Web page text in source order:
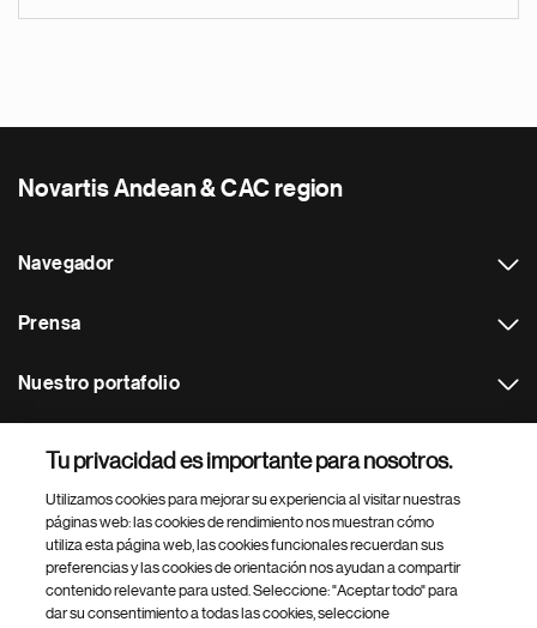
Novartis Andean & CAC region
Navegador
Prensa
Nuestro portafolio
Footer Site Search
Tu privacidad es importante para nosotros.
Utilizamos cookies para mejorar su experiencia al visitar nuestras
páginas web: las cookies de rendimiento nos muestran cómo
utiliza esta página web, las cookies funcionales recuerdan sus
preferencias y las cookies de orientación nos ayudan a compartir
contenido relevante para usted. Seleccione: "Aceptar todo" para
dar su consentimiento a todas las cookies, seleccione